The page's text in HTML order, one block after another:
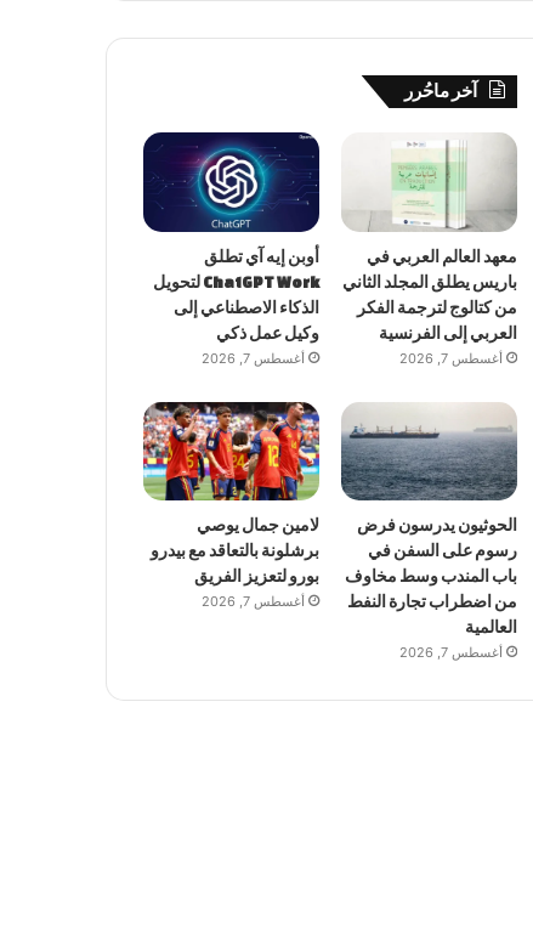
آخر ماحُرر
معهد العالم العربي في
باريس يطلق المجلد الثاني
من كتالوج لترجمة الفكر
العربي إلى الفرنسية
أغسطس 7, 2026
أوبن إيه آي تطلق
ChatGPT Work لتحويل
الذكاء الاصطناعي إلى
وكيل عمل ذكي
أغسطس 7, 2026
الحوثيون يدرسون فرض
رسوم على السفن في
باب المندب وسط مخاوف
من اضطراب تجارة النفط
العالمية
أغسطس 7, 2026
لامين جمال يوصي
برشلونة بالتعاقد مع بيدرو
بورو لتعزيز الفريق
أغسطس 7, 2026